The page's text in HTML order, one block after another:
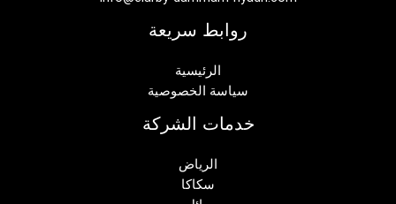
روابط سريعة
الرئيسية
سياسة الخصوصية
خدمات الشركة
الرياض
سكاكا